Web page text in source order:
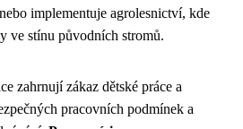
implementuje agrolesnictví, kde
ve stínu původních stromů.
zahrnují zákaz dětské práce a
pracovních podmínek a